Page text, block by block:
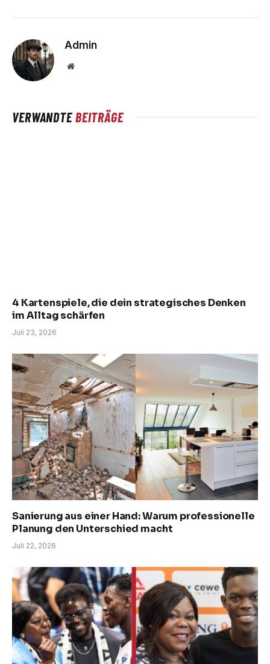
Admin
Website
VERWANDTEBEITRÄGE
4 Kartenspiele, die dein strategisches Denken
im Alltag schärfen
Juli 23, 2026
Sanierung aus einer Hand: Warum professionelle
Planung den Unterschied macht
Juli 22, 2026